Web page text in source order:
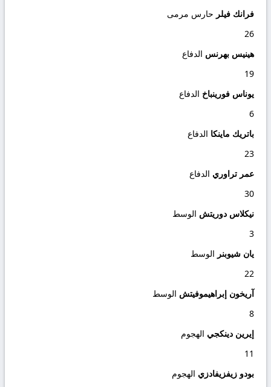
فرانك فيلر حارس مرمى
26
هينيس بهرنس الدفاع
19
يوناس فورينباخ الدفاع
6
باتريك ماينكا الدفاع
23
عمر تراوري الدفاع
30
نيكلاس دوريتش الوسط
3
يان شيوبنر الوسط
22
آريخون إبراهيموفيتش الوسط
8
إيرين دينكجي الهجوم
11
بودو زيفزيفادزي الهجوم